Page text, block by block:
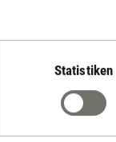
Statistiken
erklären wir dir,